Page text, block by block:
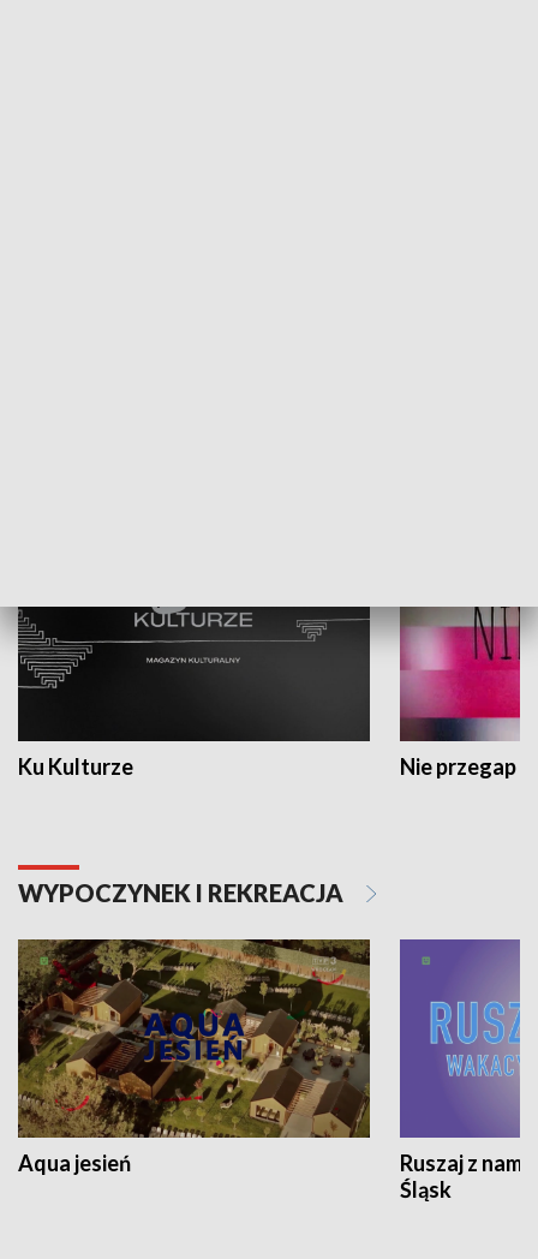
Ku Kulturze Nie przegap
WYPOCZYNEK I REKREACJA
Aqua jesień
Ruszaj z
Śląsk